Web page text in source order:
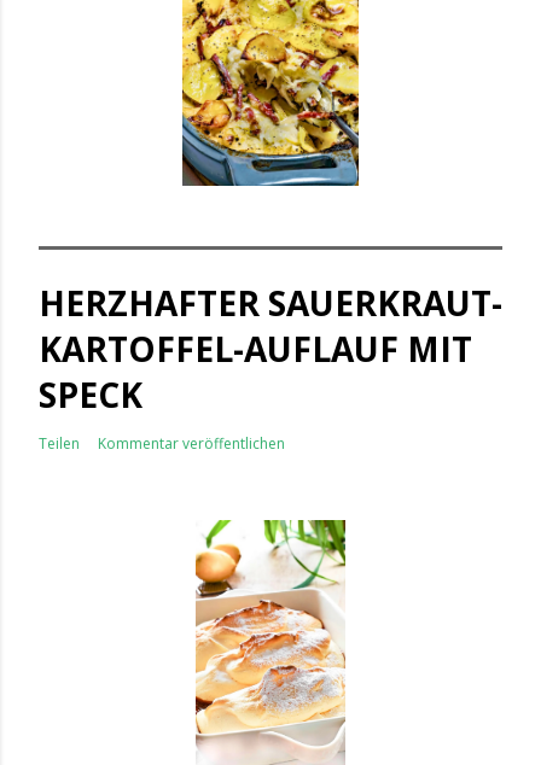
HERZHAFTER SAUERKRAUT-
KARTOFFEL-AUFLAUF MIT
SPECK
Teilen Kommentar veröffentlichen